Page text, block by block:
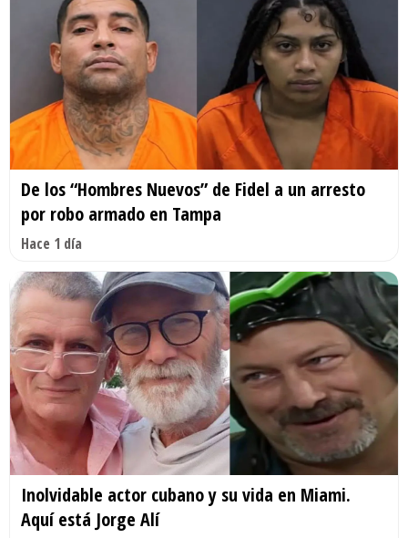
De los “Hombres Nuevos” de Fidel a un arresto
por robo armado en Tampa
Hace 1 día
Inolvidable actor cubano y su vida en Miami.
Aquí está Jorge Alí